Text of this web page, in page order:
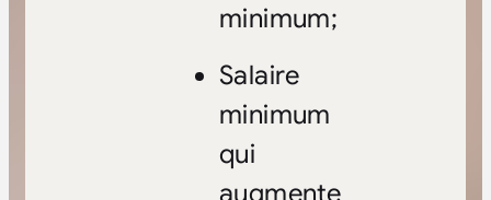
minimum;
Salaire
minimum
qui
augmente